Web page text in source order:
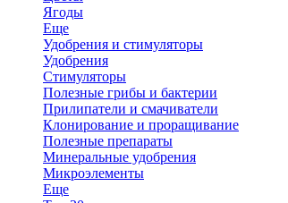
Ягоды
Еще
Удобрения и стимуляторы
Удобрения
Стимуляторы
Полезные грибы и бактерии
Прилипатели и смачиватели
Клонирование и проращивание
Полезные препараты
Минеральные удобрения
Микроэлементы
Еще